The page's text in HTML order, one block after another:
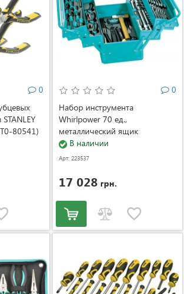
0
80541)
0
Набор инструмента
Whirlpower 70 ед.,
металлический ящик
В наличии
Арт: 223537
17 028 грн.